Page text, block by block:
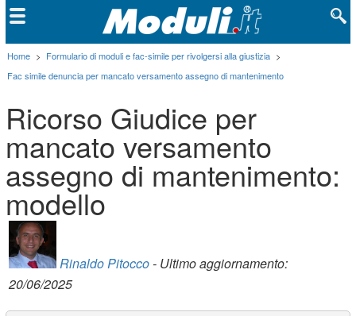
Home > Formulario di moduli e fac-simile per rivolgersi alla giustizia >
Fac simile denuncia per mancato versamento assegno di mantenimento
Ricorso Giudice per
mancato versamento
assegno di mantenimento:
modello
Rinaldo Pitocco- Ultimo aggiornamento:
20/06/2025